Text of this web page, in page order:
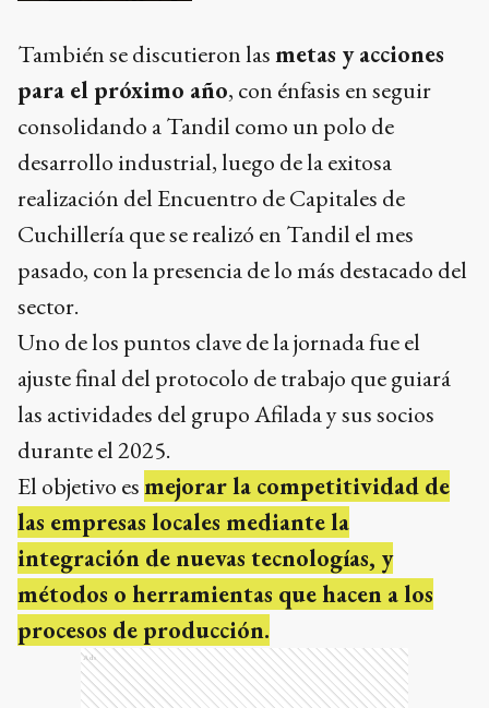
También se discutieron lasmetas y acciones
para el próximo año, con énfasis en seguir
consolidando a Tandil como un polo de
desarrollo industrial, luego de la exitosa
realización del Encuentro de Capitales de
Cuchillería que se realizó en Tandil el mes
pasado, con la presencia de lo más destacado del
sector.
Uno de los puntos clave de la jornada fue el
ajuste final del protocolo de trabajo que guiará
las actividades del grupo Afilada y sus socios
durante el 2025.
El objetivo esmejorar la competitividad de
las empresas locales mediante la
integración de nuevas tecnologías, y
métodos o herramientas que hacen a los
procesos de producción.
Ads